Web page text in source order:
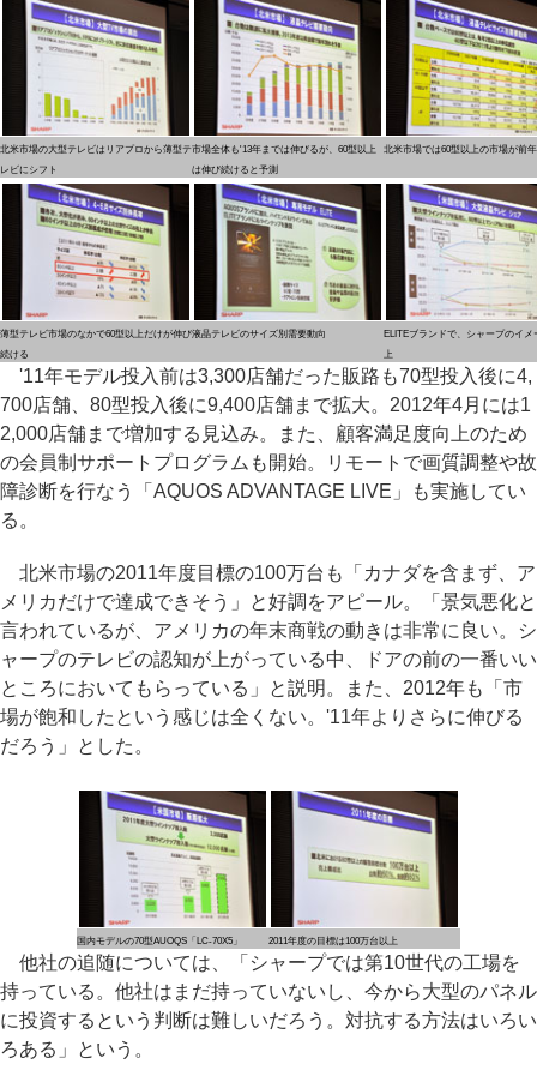
北米市場の大型テレビはリアプロから薄型テ
レビにシフト
市場全体も'13年までは伸びるが、60型以上
は伸び続けると予測
北米市場では60型以上の市場が前
薄型テレビ市場のなかで60型以上だけが伸び
続ける
液晶テレビのサイズ別需要動向
ELITEブランドで、シャープのイメ
上
'11年モデル投入前は3,300店舗だった販路も70型投入後に4,
700店舗、80型投入後に9,400店舗まで拡大。2012年4月には1
2,000店舗まで増加する見込み。また、顧客満足度向上のため
の会員制サポートプログラムも開始。リモートで画質調整や故
障診断を行なう「AQUOS ADVANTAGE LIVE」も実施してい
る。
北米市場の2011年度目標の100万台も「カナダを含まず、ア
メリカだけで達成できそう」と好調をアピール。「景気悪化と
言われているが、アメリカの年末商戦の動きは非常に良い。シ
ャープのテレビの認知が上がっている中、ドアの前の一番いい
ところにおいてもらっている」と説明。また、2012年も「市
場が飽和したという感じは全くない。'11年よりさらに伸びる
だろう」とした。
国内モデルの70型AUOQS「LC-70X5」 2011年度の目標は100万台以上
他社の追随については、「シャープでは第10世代の工場を
持っている。他社はまだ持っていないし、今から大型のパネル
に投資するという判断は難しいだろう。対抗する方法はいろい
ろある」という。